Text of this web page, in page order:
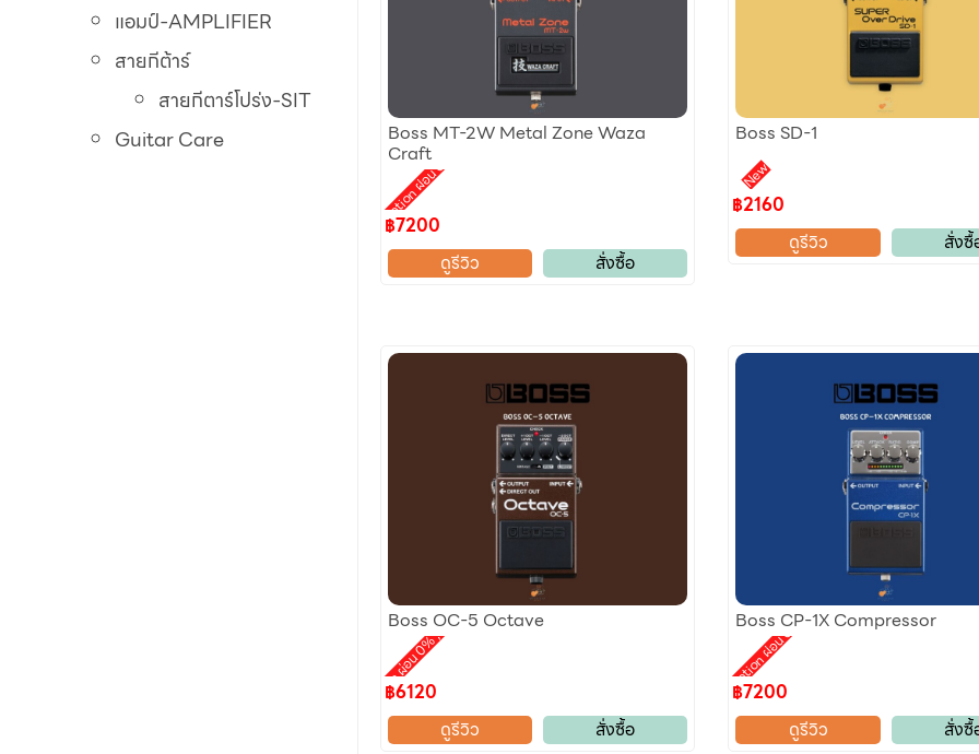
แอมป์-AMPLIFIER
สายกีต้าร์
สายกีตาร์โปร่ง-SIT
Guitar Care
Boss MT-2W Metal Zone Waza
Craft
Promotion ผ่อน 0%
฿7200
ดูรีวิว
สั่งซื้อ
Boss SD-1
New
฿2160
ดูรีวิว
สั่งซื้
Boss OC-5 Octave
Promotion ผ่อน 0%,
ลดราคา
฿6120
ดูรีวิว
สั่งซื้อ
Boss CP-1X Compressor
Promotion ผ่อน 0%
฿7200
ดูรีวิว
สั่งซื้